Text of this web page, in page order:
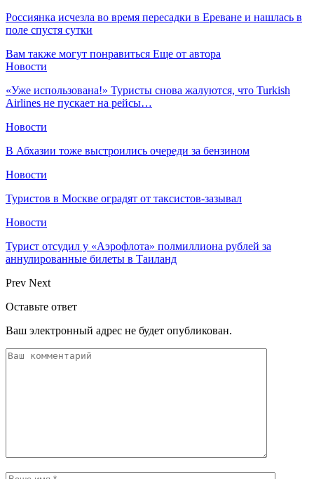
Россиянка исчезла во время пересадки в Ереване и нашлась в
поле спустя сутки
Вам также могут понравиться Еще от автора
Новости
«Уже использована!» Туристы снова жалуются, что Turkish
Airlines не пускает на рейсы…
Новости
В Абхазии тоже выстроились очереди за бензином
Новости
Туристов в Москве оградят от таксистов-зазывал
Новости
Турист отсудил у «Аэрофлота» полмиллиона рублей за
аннулированные билеты в Таиланд
Prev Next
Оставьте ответ
Ваш электронный адрес не будет опубликован.